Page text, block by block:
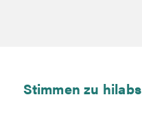
Stimmen zu hilabs